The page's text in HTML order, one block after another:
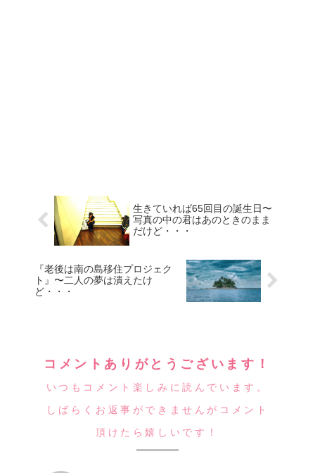
生きていれば65回目の誕生日〜
写真の中の君はあのときのまま
だけど・・・
『老後は南の島移住プロジェク
ト』〜二人の夢は潰えたけ
ど・・・
コメントありがとうございます！
いつもコメント楽しみに読んでいます。
しばらくお返事ができませんがコメント
頂けたら嬉しいです！